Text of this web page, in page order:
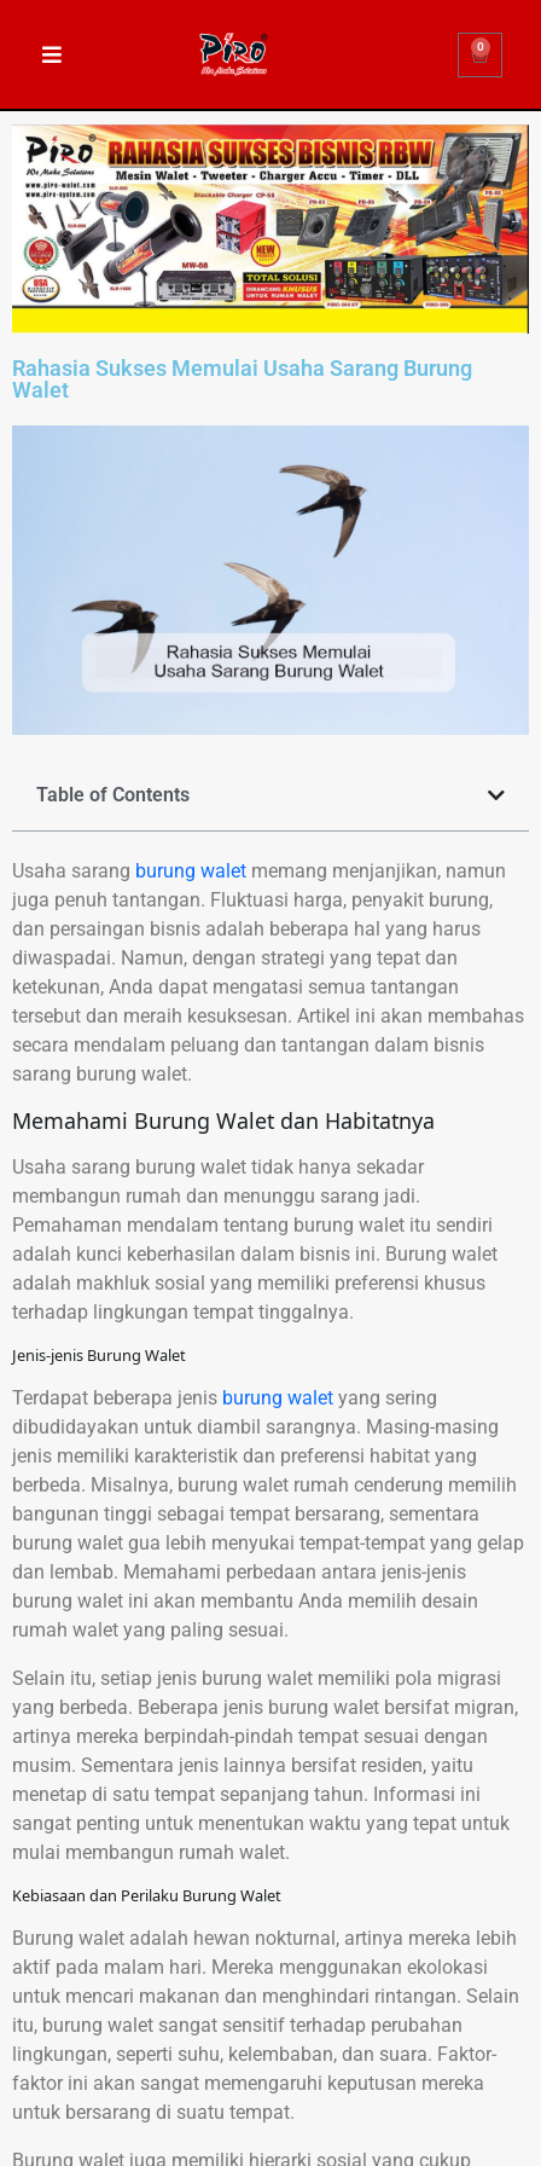
0
Rahasia Sukses Memulai Usaha Sarang Burung
Walet
Table of Contents
Usaha sarang burung walet memang menjanjikan, namun
juga penuh tantangan. Fluktuasi harga, penyakit burung,
dan persaingan bisnis adalah beberapa hal yang harus
diwaspadai. Namun, dengan strategi yang tepat dan
ketekunan, Anda dapat mengatasi semua tantangan
tersebut dan meraih kesuksesan. Artikel ini akan membahas
secara mendalam peluang dan tantangan dalam bisnis
sarang burung walet.
Memahami Burung Walet dan Habitatnya
Usaha sarang burung walet tidak hanya sekadar
membangun rumah dan menunggu sarang jadi.
Pemahaman mendalam tentang burung walet itu sendiri
adalah kunci keberhasilan dalam bisnis ini. Burung walet
adalah makhluk sosial yang memiliki preferensi khusus
terhadap lingkungan tempat tinggalnya.
Jenis-jenis Burung Walet
Terdapat beberapa jenis burung walet yang sering
dibudidayakan untuk diambil sarangnya. Masing-masing
jenis memiliki karakteristik dan preferensi habitat yang
berbeda. Misalnya, burung walet rumah cenderung memilih
bangunan tinggi sebagai tempat bersarang, sementara
burung walet gua lebih menyukai tempat-tempat yang gelap
dan lembab. Memahami perbedaan antara jenis-jenis
burung walet ini akan membantu Anda memilih desain
rumah walet yang paling sesuai.
Selain itu, setiap jenis burung walet memiliki pola migrasi
yang berbeda. Beberapa jenis burung walet bersifat migran,
artinya mereka berpindah-pindah tempat sesuai dengan
musim. Sementara jenis lainnya bersifat residen, yaitu
menetap di satu tempat sepanjang tahun. Informasi ini
sangat penting untuk menentukan waktu yang tepat untuk
mulai membangun rumah walet.
Kebiasaan dan Perilaku Burung Walet
Burung walet adalah hewan nokturnal, artinya mereka lebih
aktif pada malam hari. Mereka menggunakan ekolokasi
untuk mencari makanan dan menghindari rintangan. Selain
itu, burung walet sangat sensitif terhadap perubahan
lingkungan, seperti suhu, kelembaban, dan suara. Faktor-
faktor ini akan sangat memengaruhi keputusan mereka
untuk bersarang di suatu tempat.
Burung walet juga memiliki hierarki sosial yang cukup